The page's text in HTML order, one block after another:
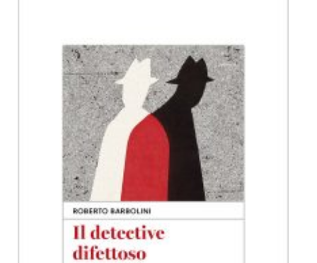
Rassegna Stampa
Autori
Case editrici
Partnership
Giallo Stresa
Premio Chiara
Tabù Festival 2014